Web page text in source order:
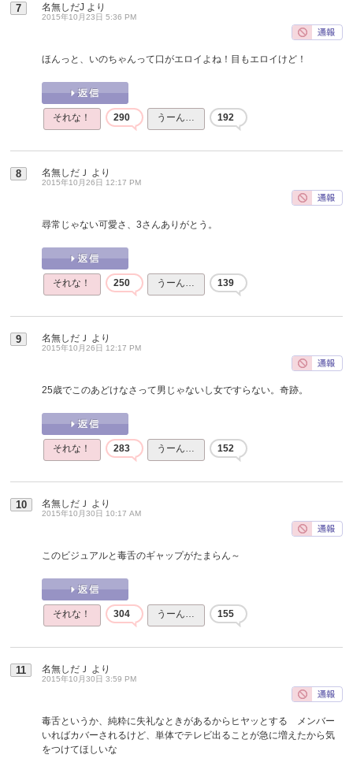
7 名無しだJ より
2015年10月23日 5:36 PM
ほんっと、いのちゃんって口がエロイよね！目もエロイけど！
それな！ 290 うーん… 192
8 名無しだＪ より
2015年10月26日 12:17 PM
尋常じゃない可愛さ、3さんありがとう。
それな！ 250 うーん… 139
9 名無しだＪ より
2015年10月26日 12:17 PM
25歳でこのあどけなさって男じゃないし女ですらない。奇跡。
それな！ 283 うーん… 152
10 名無しだＪ より
2015年10月30日 10:17 AM
このビジュアルと毒舌のギャップがたまらん～
それな！ 304 うーん… 155
11 名無しだＪ より
2015年10月30日 3:59 PM
毒舌というか、純粋に失礼なときがあるからヒヤッとする メンバー
いればカバーされるけど、単体でテレビ出ることが急に増えたから気
をつけてほしいな